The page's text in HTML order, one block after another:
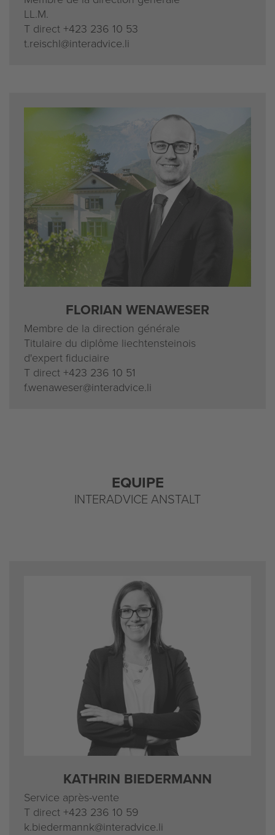
LL.M.
T direct +423 236 10 53
t.reischl@interadvice.li
FLORIAN WENAWESER
Membre de la direction générale
Titulaire du diplôme liechtensteinois
d'expert fiduciaire
T direct +423 236 10 51
f.wenaweser@interadvice.li
EQUIPE
INTERADVICE ANSTALT
KATHRIN BIEDERMANN
Service après-vente
T direct +423 236 10 59
k.biedermannk@interadvice.li